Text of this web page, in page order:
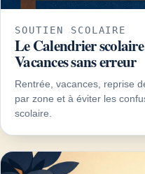
SOUTIEN SCOLAIRE
Le Calendrier
Vacances sans erreur
Rentrée, vacances, reprise
par zone et à éviter les
scolaire.